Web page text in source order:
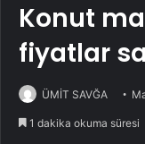
Konut
fiyatlar
ÜMİT SAVĞA
1 dakika okuma süresi